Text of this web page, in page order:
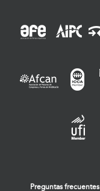
Preguntas frecuentes